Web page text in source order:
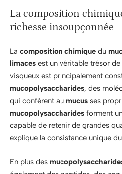
La composition
richesse insoupçonnée
La composition chimique du
limaces est un véritable trésor de
visqueux est principalement
mucopolysaccharides, des
qui confèrent au mucus ses
mucopolysaccharides forment
capable de retenir de grandes
explique la consistance unique du
En plus des